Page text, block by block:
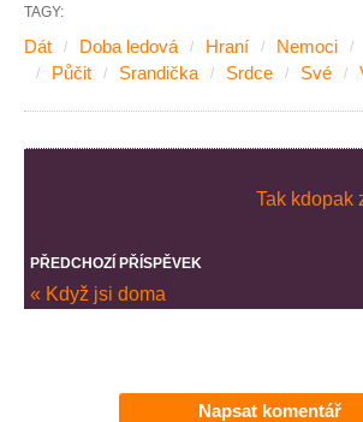
TAGY:
Dát Doba ledová Hraní Nemoci
Půčit
Srandička Srdce Své
Tak kdopak
PŘEDCHOZÍ PŘÍSPĚVEK
« Když jsi doma
Napsat komentář